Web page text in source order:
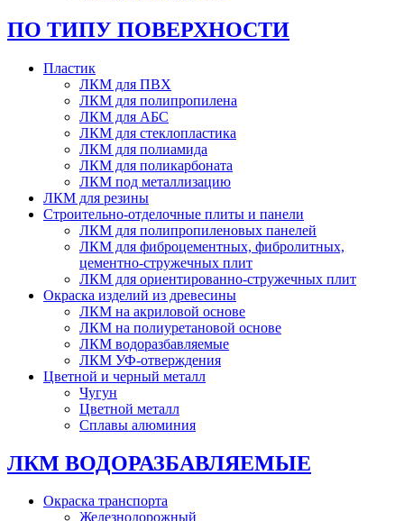
ПО ТИПУ ПОВЕРХНОСТИ
Пластик
ЛКМ для ПВХ
ЛКМ для полипропилена
ЛКМ для АБС
ЛКМ для стеклопластика
ЛКМ для полиамида
ЛКМ для поликарбоната
ЛКМ под металлизацию
ЛКМ для резины
Строительно-отделочные плиты и панели
ЛКМ для полипропиленовых панелей
ЛКМ для фиброцементных, фибролитных,
цементно-стружечных плит
ЛКМ для ориентированно-стружечных плит
Окраска изделий из древесины
ЛКМ на акриловой основе
ЛКМ на полиуретановой основе
ЛКМ водоразбавляемые
ЛКМ УФ-отверждения
Цветной и черный металл
Чугун
Цветной металл
Сплавы алюминия
ЛКМ ВОДОРАЗБАВЛЯЕМЫЕ
Окраска транспорта
Железнодорожный